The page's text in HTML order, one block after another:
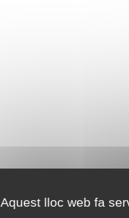
Aquest lloc web fa